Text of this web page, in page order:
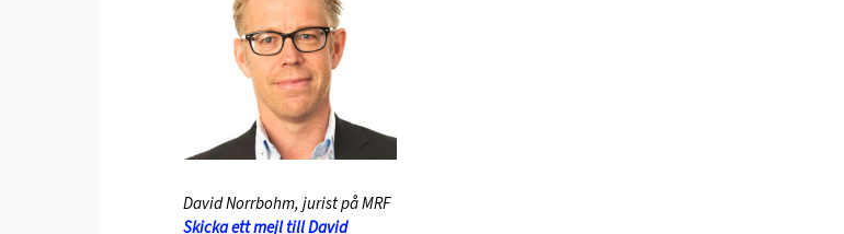
David Norrbohm, jurist på MRF
Skicka ett mejl till David